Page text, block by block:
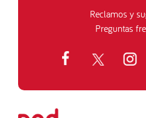
Reclamos y
Preguntas